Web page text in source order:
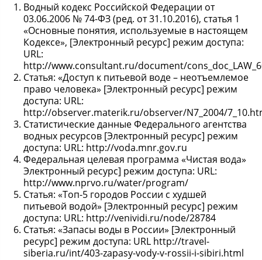
Водный кодекс Российской Федерации от
03.06.2006 № 74-ФЗ (ред. от 31.10.2016), статья 1
«Основные понятия, используемые в настоящем
Кодексе», [Электронный ресурс] режим доступа:
URL:
http://www.consultant.ru/document/
Статья: «Доступ к питьевой воде – неотъемлемое
право человека» [Электронный ресурс] режим
доступа: URL:
http://observer.materik.ru/observer/N7_2004/
Статистические данные Федерального агентства
водных ресурсов [Электронный ресурс] режим
доступа: URL: http://voda.mnr.gov.ru
Федеральная целевая программа «Чистая вода»
Электронный ресурс] режим доступа: URL:
http://www.nprvo.ru/water/program/
Статья: «Топ-5 городов России с худшей
питьевой водой» [Электронный ресурс] режим
доступа: URL: http://venividi.ru/node/28784
Статья: «Запасы воды в России» [Электронный
ресурс] режим доступа: URL http://travel-
siberia.ru/int/403-zapasy-vody-v-rossii-i-sibiri.html